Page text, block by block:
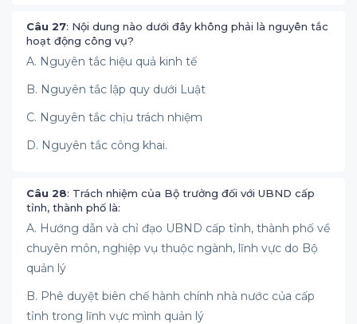
Câu 27: Nội dung nào dưới đây không phải là nguyên tắc
hoạt động công vụ?
A. Nguyên tắc hiệu quả kinh tế
B. Nguyên tắc lập quy dưới Luật
C. Nguyên tắc chịu trách nhiệm
D. Nguyên tắc công khai.
Câu 28: Trách nhiệm của Bộ trưởng đối với UBND cấp
tỉnh, thành phố là:
A. Hướng dẫn và chỉ đạo UBND cấp tỉnh, thành phố về
chuyên môn, nghiệp vụ thuộc ngành, lĩnh vực do Bộ
quản lý
B. Phê duyệt biên chế hành chính nhà nước của cấp
tỉnh trong lĩnh vực mình quản lý